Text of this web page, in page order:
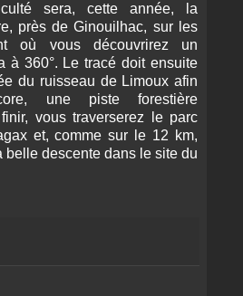
sera, cette année, la
près de Ginouilhac, sur les
où vous découvrirez un
à 360°. Le tracé doit ensuite
du ruisseau de Limoux afin
une piste forestière
vous traverserez le parc
et, comme sur le 12 km,
belle descente dans le site du